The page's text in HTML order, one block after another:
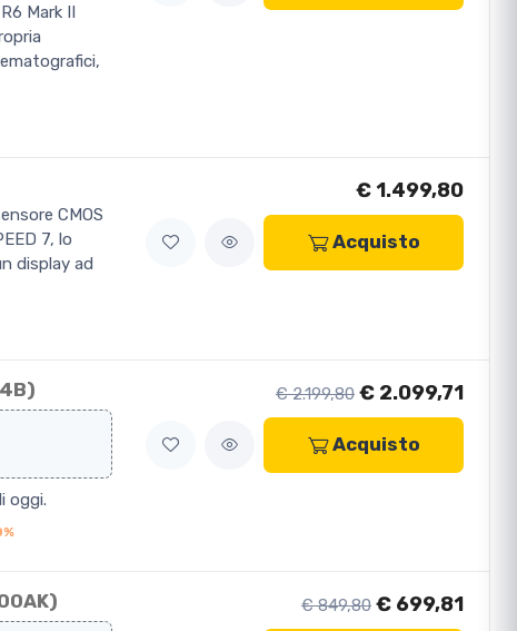
Mark II
CMOS
7, lo
display ad
€ 1.499,80
Acquisto
oggi.
€ 2.199,80 € 2.099,71
Acquisto
€ 849,80 € 699,81